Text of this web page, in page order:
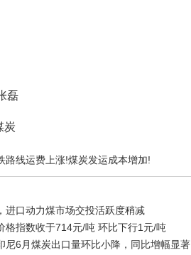
磊
炭
路线运费上涨!煤炭发运成本增加!
进口动力煤市场交投活跃度稍减
格指数收于714元/吨 环比下行1元/吨
尼6月煤炭出口量环比小降，同比增幅显著